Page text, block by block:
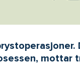
mottar